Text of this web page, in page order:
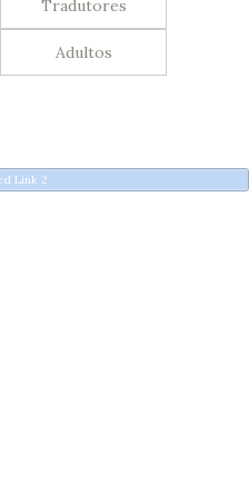
Tradutores
Adultos
Link 2